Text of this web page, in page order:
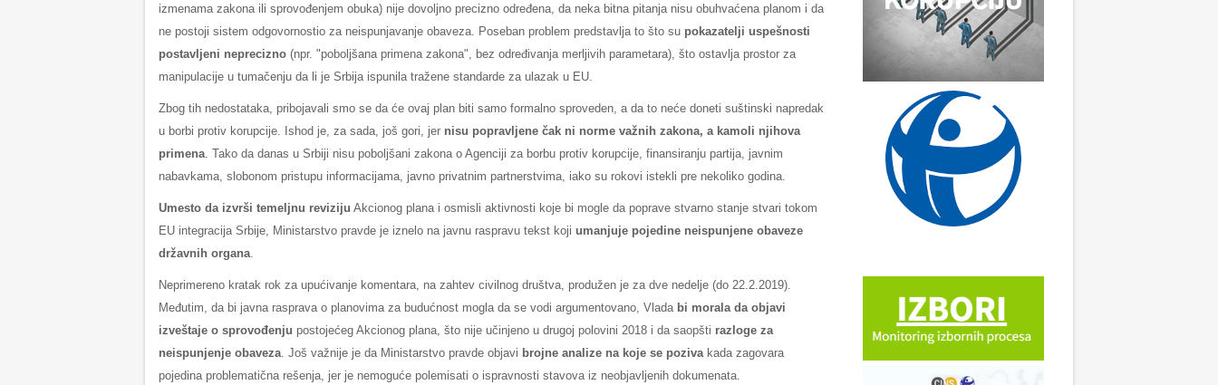
izmenama zakona ili sprovođenjem obuka) nije dovoljno precizno određena, da neka bitna pitanja nisu obuhvaćena planom i da
ne postoji sistem odgovornostio za neispunjavanje obaveza. Poseban problem predstavlja to što su pokazatelji uspešnosti
postavljeni neprecizno (npr. "poboljšana primena zakona", bez određivanja merljivih parametara), što ostavlja prostor za
manipulacije u tumačenju da li je Srbija ispunila tražene standarde za ulazak u EU.
Zbog tih nedostataka, pribojavali smo se da će ovaj plan biti samo formalno sproveden, a da to neće doneti suštinski napredak
u borbi protiv korupcije. Ishod je, za sada, još gori, jer nisu popravljene čak ni norme važnih zakona, a kamoli njihova
primena . Tako da danas u Srbiji nisu poboljšani zakona o Agenciji za borbu protiv korupcije, finansiranju partija, javnim
nabavkama, slobonom pristupu informacijama, javno privatnim partnerstvima, iako su rokovi istekli pre nekoliko godina.
Umesto da izvrši temeljnu reviziju Akcionog plana i osmisli aktivnosti koje bi mogle da poprave stvarno stanje stvari tokom
EU integracija Srbije, Ministarstvo pravde je iznelo na javnu raspravu tekst koji umanjuje pojedine neispunjene obaveze
državnih organa
Neprimereno kratak rok za upućivanje komentara, na zahtev civilnog društva, produžen je za dve nedelje (do 22.2.2019).
Međutim, da bi javna rasprava o planovima za budućnost mogla da se vodi argumentovano, Vlada bi morala da objavi
izveštaje o sprovođenju postojećeg Akcionog plana, što nije učinjeno u drugoj polovini 2018 i da saopšti razloge za
neispunjenje obaveza . Još važnije je da Ministarstvo pravde objavi brojne analize na koje se poziva kada zagovara
pojedina problematična rešenja, jer je nemoguće polemisati o ispravnosti stavova iz neobjavljenih dokumenata.